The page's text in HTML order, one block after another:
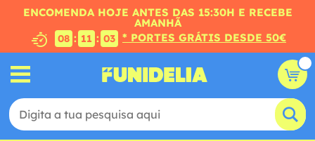
ENCOMENDA HOJE ANTES DAS 15:30H E RECEBE
AMANHÃ
08 : 11 : 02 * PORTES GRÁTIS DESDE 50€